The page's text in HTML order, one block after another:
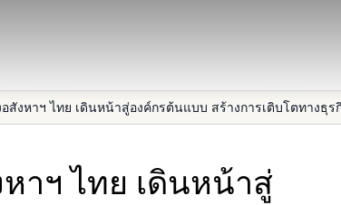
าฯ ไทย เดินหน้าสู่